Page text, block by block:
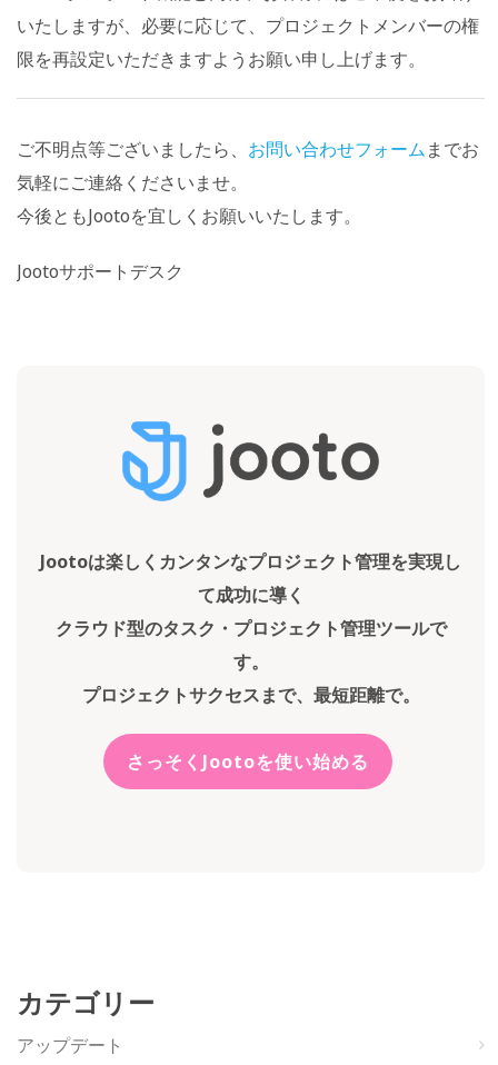
いたしますが、必要に応じて、プロジェクトメンバーの権
限を再設定いただきますようお願い申し上げます。
ご不明点等ございましたら、 お問い合わせフォームまでお
気軽にご連絡くださいませ。
今後ともJootoを宜しくお願いいたします。
Jootoサポートデスク
Jootoは楽しくカンタンなプロジェクト管理を実現し
て成功に導く
クラウド型のタスク・プロジェクト管理ツールで
す。
プロジェクトサクセスまで、最短距離で。
さっそくJootoを使い始める
カテゴリー
アップデート